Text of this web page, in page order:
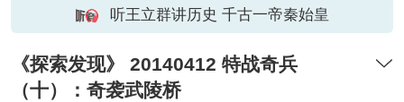
听王立群讲历史 千古一帝秦始皇
《探索发现》 20140412 特战奇兵
（十）：奇袭武陵桥